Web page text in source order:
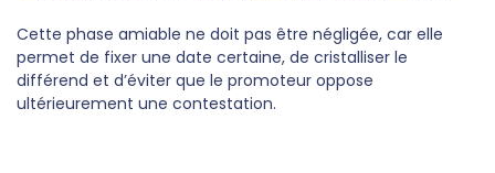
Cette phase amiable ne doit pas être négligée, car elle
permet de fixer une date certaine, de cristalliser le
différend et d’éviter que le promoteur oppose
ultérieurement une contestation.